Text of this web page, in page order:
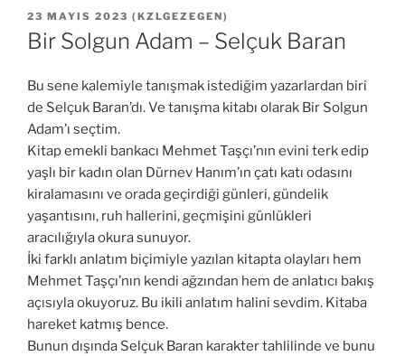
YAYIM
TARIHI
23 MAYIS 2023 ( KZLGEZEGEN)
Bir Solgun Adam – Selçuk Baran
Bu sene kalemiyle tanışmak istediğim yazarlardan biri
de Selçuk Baran’dı. Ve tanışma kitabı olarak Bir Solgun
Adam’ı seçtim.
Kitap emekli bankacı Mehmet Taşçı’nın evini terk edip
yaşlı bir kadın olan Dürnev Hanım’ın çatı katı odasını
kiralamasını ve orada geçirdiği günleri, gündelik
yaşantısını, ruh hallerini, geçmişini günlükleri
aracılığıyla okura sunuyor.
İki farklı anlatım biçimiyle yazılan kitapta olayları hem
Mehmet Taşçı’nın kendi ağzından hem de anlatıcı bakış
açısıyla okuyoruz. Bu ikili anlatım halini sevdim. Kitaba
hareket katmış bence.
Bunun dışında Selçuk Baran karakter tahlilinde ve bunu